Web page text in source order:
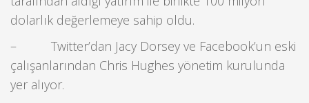
dolarlık değerlemeye sahip oldu.
– Twitter’dan Jacy Dorsey ve Facebook’un eski
çalışanlarından Chris Hughes yönetim kurulunda
yer alıyor.